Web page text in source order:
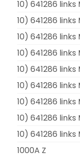
10) 641286
10) 641286
10) 641286 links
10) 641286 links
10) 641286 links
10) 641286 links
10) 641286
10) 641286
10) 641286
1000A Z